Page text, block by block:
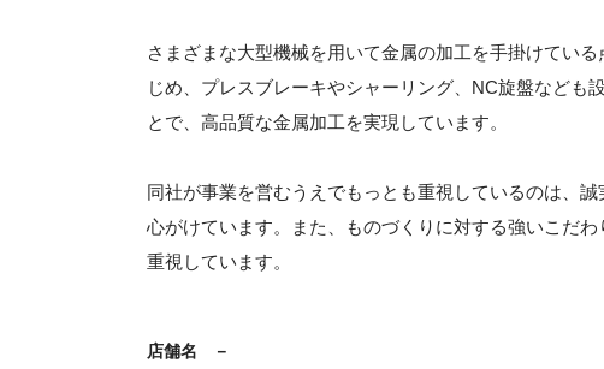
さまざまな大型機械を用いて金属の加工を手掛けてい
じめ、プレスブレーキやシャーリング、NC旋盤なども
とで、高品質な金属加工を実現しています。
同社が事業を営むうえでもっとも重視しているのは、
心がけています。また、ものづくりに対する強いこだ
重視しています。
店舗名 －